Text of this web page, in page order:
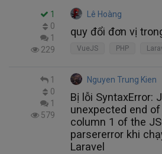
1
0
1
229
Lê Hoàng
quy đổi đơn vị
VueJS PHP
1
0
1
579
Nguyen Trung Kien
Bị lỗi SyntaxError:
unexpected end
column 1 of the
parsererror khi
Laravel